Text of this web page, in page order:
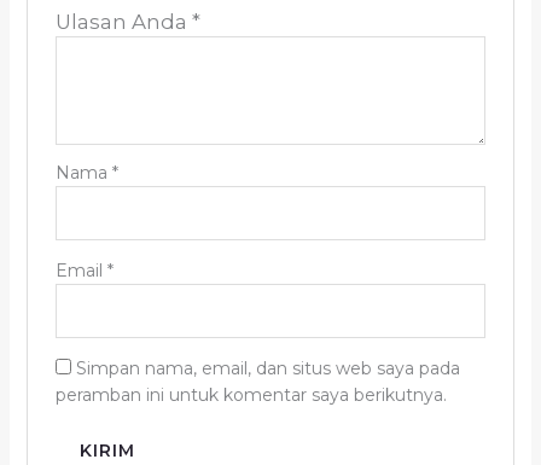
Ulasan Anda *
Nama *
Email *
Simpan nama, email, dan situs web saya pada
peramban ini untuk komentar saya berikutnya.